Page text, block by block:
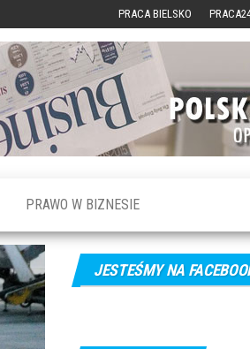
PRACA BIELSKO
PRAWO W BIZNESIE
JESTEŚMY NA